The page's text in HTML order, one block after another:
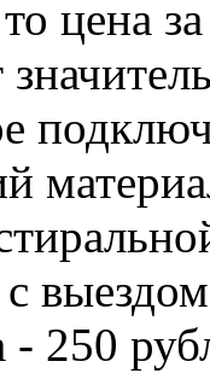
цена
с
- 250